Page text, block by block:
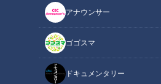
アナウンサー
ゴゴスマ
ドキュメンタリー
記事に戻る